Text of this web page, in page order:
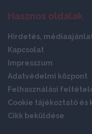
Hasznos oldalak
Hirdetés,
Kapcsolat
Impresszum
Adatvédelmi központ
Felhasználási
Cookie tájékoztató és
Cikk beküldése